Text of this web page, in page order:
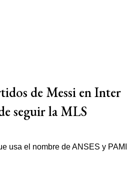
de Messi en Inter
seguir la MLS